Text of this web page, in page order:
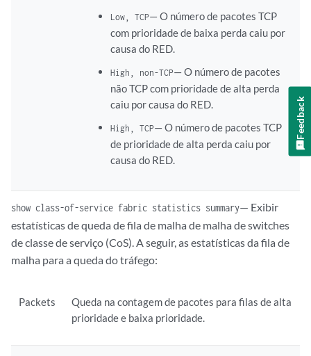
Low, TCP— O número de pacotes TCP
com prioridade de baixa perda caiu por
causa do RED.
High, non-TCP— O número de pacotes
não TCP com prioridade de alta perda
caiu por causa do RED.
High, TCP— O número de pacotes TCP
de prioridade de alta perda caiu por
causa do RED.
show class-of-service fabric statistics summary— Exibir
estatísticas de queda de fila de malha de malha de switches
de classe de serviço (CoS). A seguir, as estatísticas da fila de
malha para a queda do tráfego:
Packets
Queda na contagem de pacotes para filas de alta
prioridade e baixa prioridade.
Feedback